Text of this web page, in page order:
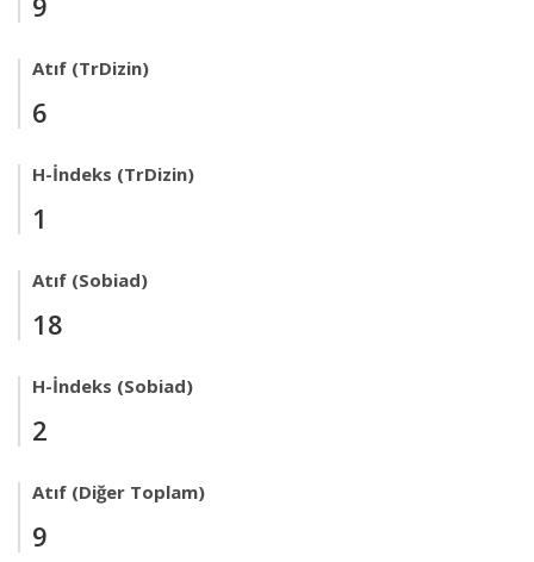
Atıf (TrDizin)
6
H-İndeks (TrDizin)
1
Atıf (Sobiad)
18
H-İndeks (Sobiad)
2
Atıf (Diğer Toplam)
9